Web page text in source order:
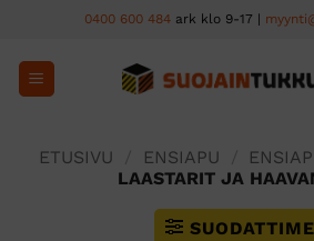
content
0400 600 484 ark klo 9-17 |
ETUSIVU ENSIAPU
LAASTARIT JA